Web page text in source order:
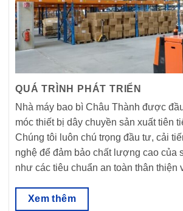
QUÁ TRÌNH PHÁT TRIỂN
Nhà máy bao bì Châu Thành được
móc thiết bị dây chuyền sản xuất tiên
Chúng tôi luôn chú trọng đầu tư, cải
nghệ để đảm bảo chất lượng cao của
như các tiêu chuẩn an toàn thân thiện
Xem thêm